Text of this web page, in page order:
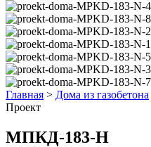
Главная > Дома из газобетона
Проект
МПКД-183-Н